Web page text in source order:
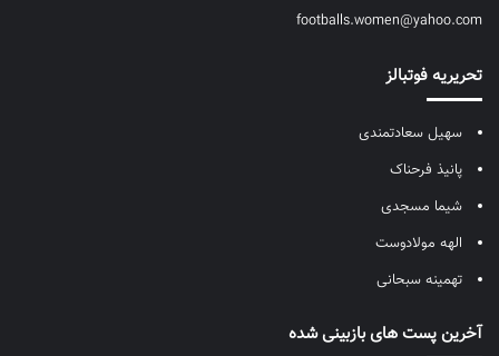
footballs.women@yahoo.com
تحریریه فوتبالز
سهیل سعادتمندی
پانیذ فرحناک
شیما مسجدی
الهه مولادوست
تهمینه سبحانی
آخرین پست های بازبینی شده